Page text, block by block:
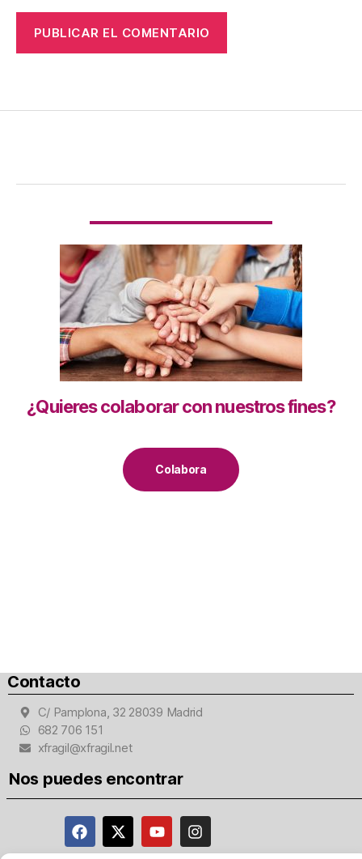
¿Quieres colaborar con nuestros fines?
Colabora
Contacto
C/ Pamplona, 32 28039 Madrid
682 706 151
xfragil@xfragil.net
Nos puedes encontrar